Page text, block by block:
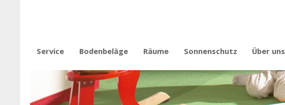
Service
Asbestuntersuchung
Verlegeservice
Pflegeanleitungen
Bodenbeläge
Vinylboden / PVC
Korkboden
Lederboden
Räume
Küchen
Wohnräume
Tischlinoleum
Sonnenschutz
Jalousien
Rollos
Doppelrollos
Über uns